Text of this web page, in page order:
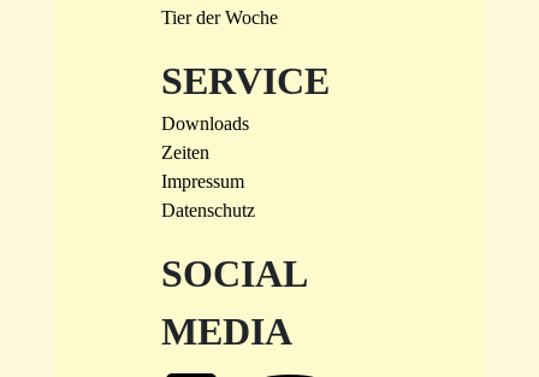
Tier der Woche
SERVICE
Downloads
Zeiten
Impressum
Datenschutz
SOCIAL
MEDIA